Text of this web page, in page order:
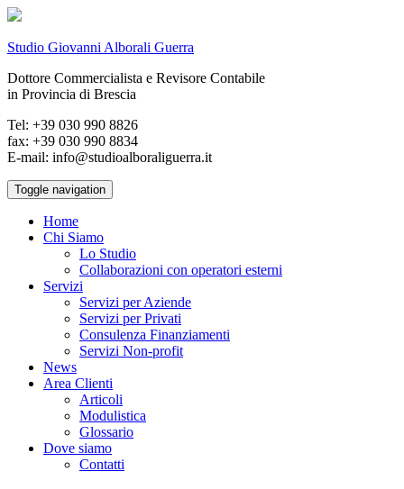
Studio Giovanni Alborali Guerra
Dottore Commercialista e Revisore Contabile
in Provincia di Brescia
Tel: +39 030 990 8826
fax: +39 030 990 8834
E-mail: info@studioalboraliguerra.it
Toggle navigation
Home
Chi Siamo
Lo Studio
Collaborazioni con operatori esterni
Servizi
Servizi per Aziende
Servizi per Privati
Consulenza Finanziamenti
Servizi Non-profit
News
Area Clienti
Articoli
Modulistica
Glossario
Dove siamo
Contatti